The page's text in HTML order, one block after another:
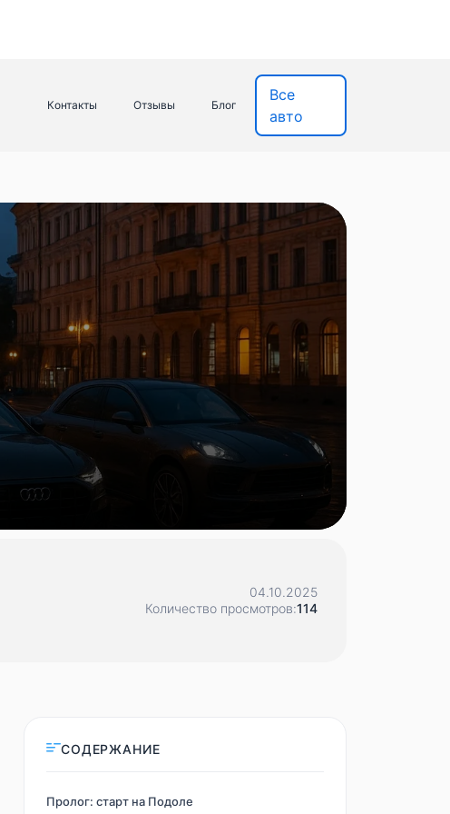
Контакты Отзывы Блог
Все
авто
04.10.2025
Количество просмотров:114
СОДЕРЖАНИЕ
Пролог: старт на Подоле